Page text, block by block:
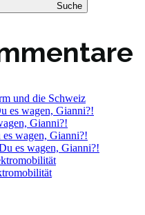
Suche
und die Schweiz
es wagen, Gianni?!
Gianni?!
wagen, Gianni?!
es wagen, Gianni?!